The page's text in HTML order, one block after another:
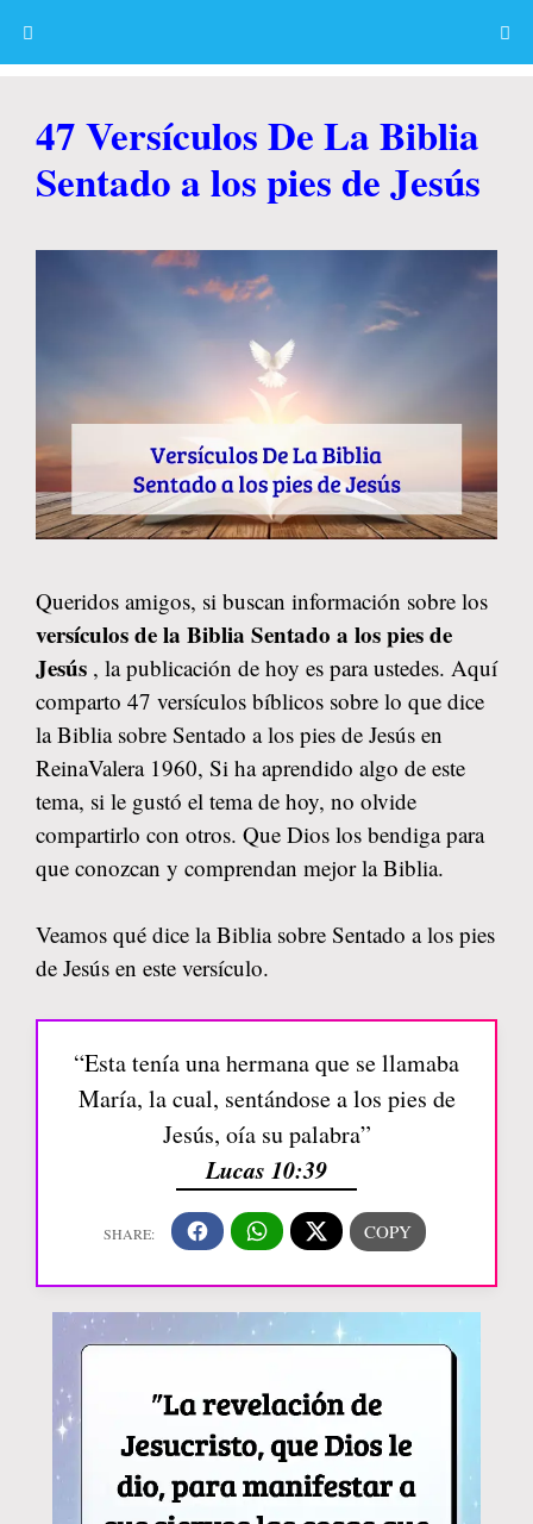
47 Versículos De La Biblia
Sentado a los pies de Jesús
Queridos amigos, si buscan información sobre los
versículos de la Biblia Sentado a los pies de
Jesús , la publicación de hoy es para ustedes. Aquí
comparto 47 versículos bíblicos sobre lo que dice
la Biblia sobre Sentado a los pies de Jesús en
ReinaValera 1960, Si ha aprendido algo de este
tema, si le gustó el tema de hoy, no olvide
compartirlo con otros. Que Dios los bendiga para
que conozcan y comprendan mejor la Biblia.
Veamos qué dice la Biblia sobre Sentado a los pies
de Jesús en este versículo.
“Esta tenía una hermana que se llamaba
María, la cual, sentándose a los pies de
Jesús, oía su palabra”
Lucas 10:39